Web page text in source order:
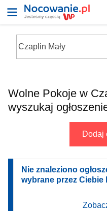
Wolne Pokoje w
wyszukaj
Dodaj
Nie znaleziono
wybrane przez Ciebie